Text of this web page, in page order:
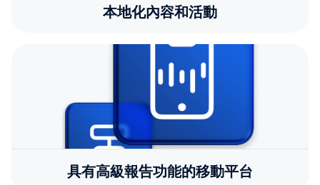
本地化內容和活動
具有高級報告功能的移動平台